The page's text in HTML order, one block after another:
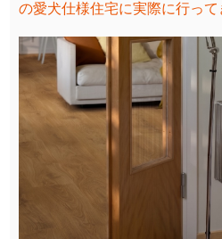
の愛犬仕様住宅に実際に行って